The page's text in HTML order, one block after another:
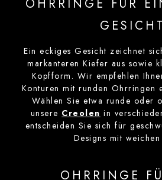
OHRRINGE FÜR
GESICHT
Ein eckiges Gesicht zeichnet
markanteren Kiefer aus sowie
Kopfform. Wir empfehlen
Konturen mit runden Ohrringen
Wählen Sie etwa runde oder
unsere Creolen in
entscheiden Sie sich für
Designs mit
OHRRINGE